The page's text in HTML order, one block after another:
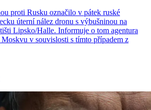
proti Rusku označilo v pátek ruské
úterní nález dronu s výbušninou na
Lipsko/Halle. Informuje o tom agentura
v souvislosti s tímto případem z